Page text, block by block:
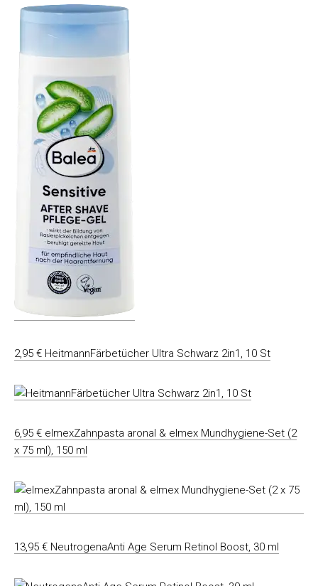
2,95 € HeitmannFärbetücher Ultra Schwarz 2in1, 10 St
6,95 € elmexZahnpasta aronal & elmex Mundhygiene-Set (2
x 75 ml), 150 ml
13,95 € NeutrogenaAnti Age Serum Retinol Boost, 30 ml